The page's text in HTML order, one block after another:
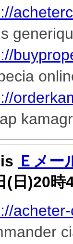
Ｅメー
(日)20時